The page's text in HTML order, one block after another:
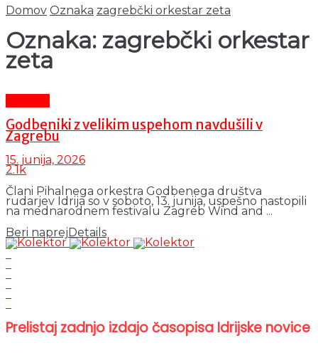
Domov Oznaka zagrebčki orkestar zeta
Oznaka: zagrebčki orkestar
zeta
Godbeniki z velikim uspehom navdušili v
Zagrebu
15. junija, 2026
2.1k
Člani Pihalnega orkestra Godbenega društva
rudarjev Idrija so v soboto, 13. junija, uspešno nastopili
na mednarodnem festivalu Zagreb Wind and ...
Beri naprej Details
Prelistaj zadnjo izdajo časopisa Idrijske novice